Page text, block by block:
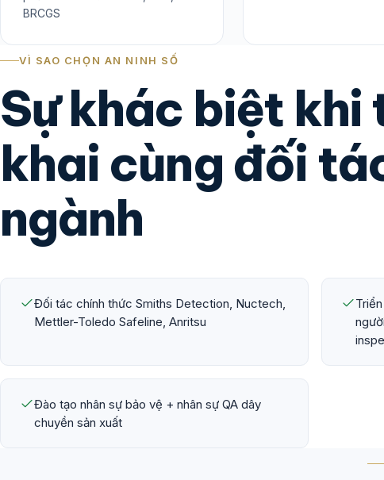
BRCGS
VÌ SAO CHỌN AN NINH SỐ
Sự khác biệt khi
khai cùng đối
ngành
Đối tác chính thức Smiths Detection, Nuctech,
Mettler-Toledo Safeline, Anritsu
Đào tạo nhân sự bảo vệ + nhân sự QA dây
chuyền sản xuất